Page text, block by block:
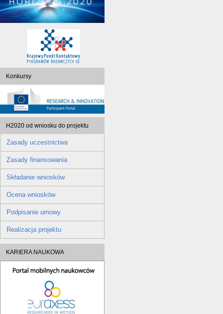
Konkursy
H2020 od wniosku do projektu
Zasady uczestnictwa
Zasady finansowania
Składanie wniosków
Ocena wniosków
Podpisanie umowy
Realizacja projektu
KARIERA NAUKOWA